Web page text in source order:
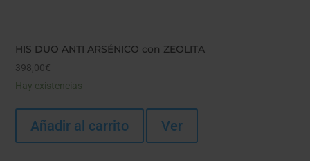
HIS DUO ANTI ARSÉNICO con ZEOLITA
398,00€
Hay existencias
Añadir al carrito Ver